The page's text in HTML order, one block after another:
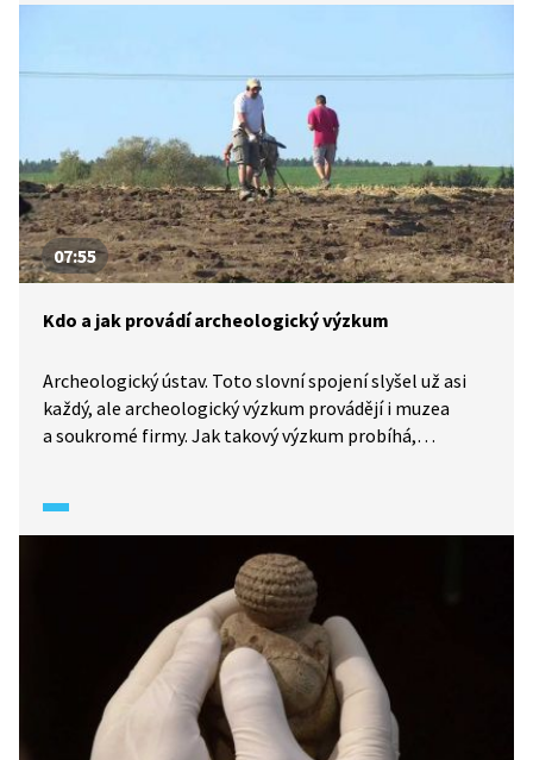
o skutečně unikátní místo.
07:55
Kdo a jak provádí archeologický výzkum
Archeologický ústav. Toto slovní spojení slyšel už asi
každý, ale archeologický výzkum provádějí i muzea
a soukromé firmy. Jak takový výzkum probíhá,
v pořadu Historie.cs.